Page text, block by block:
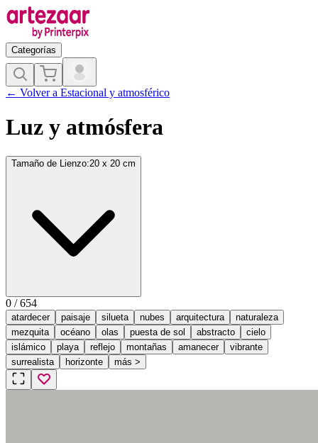
Categorías
← Volver a Estacional y atmosférico
Luz y atmósfera
Tamaño de Lienzo:20 x 20 cm
0 /654
atardecer paisaje silueta nubes arquitectura
naturaleza
mezquita
océano olas puesta de sol abstracto
cielo
islámico
playa reflejo montañas amanecer
vibrante
surrealista
horizonte más >